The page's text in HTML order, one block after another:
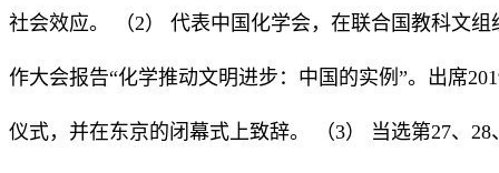
社会效应。 （2） 代表中国化学会，在联合国教科文
作大会报告“化学推动文明进步：中国的实例”。出席
仪式，并在东京的闭幕式上致辞。 （3） 当选第27、